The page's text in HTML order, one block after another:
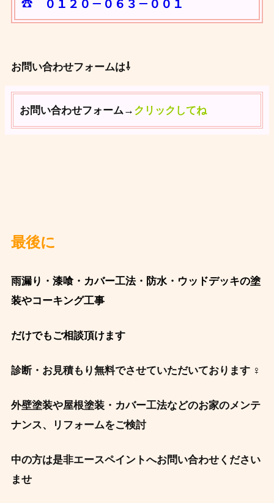
お問い合わせフォームは⇩
お問い合わせフォーム→ クリックしてね
最後に ️
雨漏り・漆喰・カバー工法・防水・ウッドデッキの塗
装やコーキング工事
だけでもご相談頂けます
診断・お見積もり無料でさせていただいております ‍♀️
外壁塗装や屋根塗装・カバー工法などのお家のメンテ
ナンス、リフォームをご検討
中の方は是非エースペイントへお問い合わせください
ませ